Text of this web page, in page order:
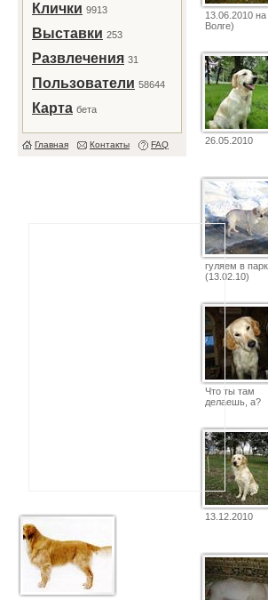
Клички 9913
Выставки 253
Развлечения 31
Пользователи 58644
Карта бета
Главная Контакты FAQ
13.06.2010 на
Волге)
26.05.2010
гуляем в
(13.02.10)
Что ты там
делаешь, а?
13.12.2010